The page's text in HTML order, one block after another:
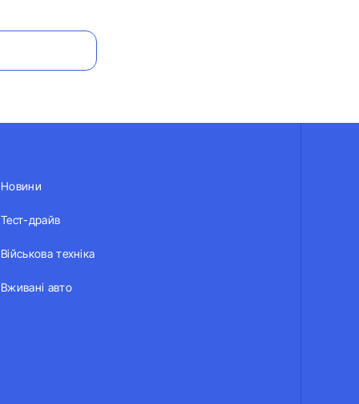
Новини
Тест-драйв
Військова техніка
Вживані авто